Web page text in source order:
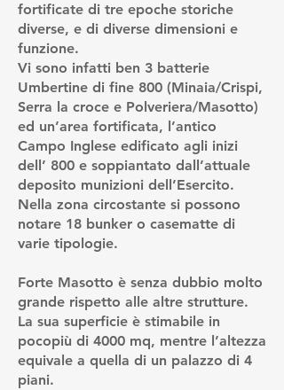
fortificate di tre epoche storiche
diverse, e di diverse dimensioni e
funzione.
Vi sono infatti ben 3 batterie
Umbertine di fine 800 (Minaia/Crispi,
Serra la croce e Polveriera/Masotto)
ed un’area fortificata, l’antico
Campo Inglese edificato agli inizi
dell’ 800 e soppiantato dall’attuale
deposito munizioni dell’Esercito.
Nella zona circostante si possono
notare 18 bunker o casematte di
varie tipologie.
Forte Masotto è senza dubbio molto
grande rispetto alle altre strutture.
La sua superficie è stimabile in
pocopiù di 4000 mq, mentre l’altezza
equivale a quella di un palazzo di 4
piani.